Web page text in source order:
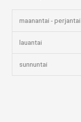
maanantai - perjantai
lauantai
sunnuntai